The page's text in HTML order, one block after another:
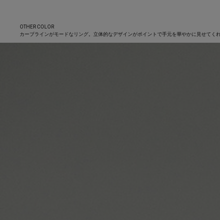
OTHER COLOR
カーブラインがモードなリング。立体的なデザインがポイントで手元を華やかに見せてく